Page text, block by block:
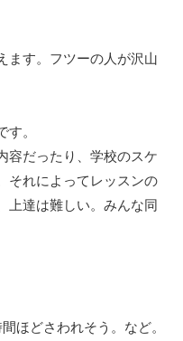
ます。フツーの人が沢山
。
容だったり、学校のスケ
それによってレッスンの
上達は難しい。みんな同
ほどさわれそう。など。